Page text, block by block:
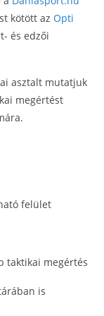
kötött azOpti
és edzői
asztalt mutatjuk
megértést
felület
taktikai megértés
is